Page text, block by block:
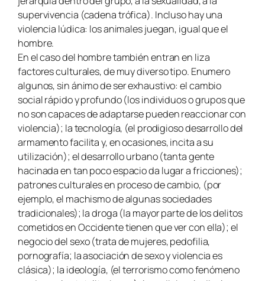
supervivencia (cadena trófica). Incluso hay una
violencia lúdica: los animales juegan, igual que el
hombre.
En el caso del hombre también entran en liza
factores culturales, de muy diverso tipo. Enumero
algunos, sin ánimo de ser exhaustivo: el cambio
social rápido y profundo (los individuos o grupos que
no son capaces de adaptarse pueden reaccionar con
violencia); la tecnología, (el prodigioso desarrollo del
armamento facilita y, en ocasiones, incita a su
utilización); el desarrollo urbano (tanta gente
hacinada en tan poco espacio da lugar a fricciones);
patrones culturales en proceso de cambio, (por
ejemplo, el machismo de algunas sociedades
tradicionales); la droga (la mayor parte de los delitos
cometidos en Occidente tienen que ver con ella); el
negocio del sexo (trata de mujeres, pedofilia,
pornografía; la asociación de sexo y violencia es
clásica); la ideología, (el terrorismo como fenómeno